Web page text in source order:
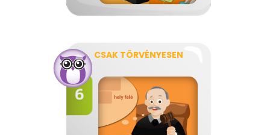
CSAK TÖRVÉNYESEN